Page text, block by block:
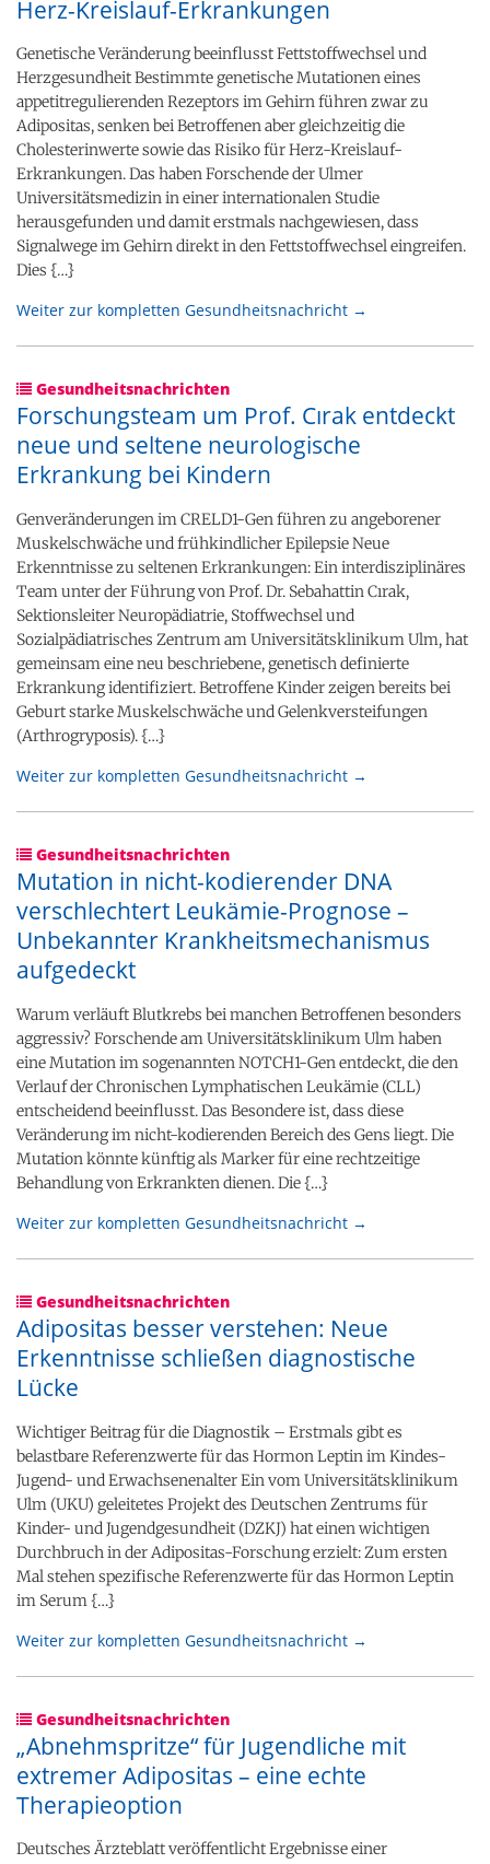
Herz-​Kreislauf-Erkrankungen
Genetische Veränderung beeinflusst Fettstoffwechsel und
Herzgesundheit Bestimmte genetische Mutationen eines
appetitregulierenden Rezeptors im Gehirn führen zwar zu
Adipositas, senken bei Betroffenen aber gleichzeitig die
Cholesterinwerte sowie das Risiko für Herz-​Kreislauf-
Erkrankungen. Das haben Forschende der Ulmer
Universitätsmedizin in einer internationalen Studie
herausgefunden und damit erstmals nachgewiesen, dass
Signalwege im Gehirn direkt in den Fettstoffwechsel eingreifen.
Dies {…}
Weiter zur kompletten Gesundheitsnachricht →
Gesundheitsnachrichten
Forschungsteam um Prof. Cırak entdeckt
neue und seltene neu​rologische
Erkrankung bei Kindern
Genveränderungen im CRELD1-Gen führen zu angeborener
Muskelschwäche und frühkindlicher Epilepsie Neue
Erkenntnisse zu seltenen Erkrankungen: Ein interdisziplinäres
Team unter der Führung von Prof. Dr. Sebahattin Cırak,
Sektionsleiter Neuropädiatrie, Stoffwechsel und
Sozialpädiatrisches Zentrum am Universitätsklinikum Ulm, hat
gemeinsam eine neu beschriebene, genetisch definierte
Erkrankung identifiziert. Betroffene Kinder zeigen bereits bei
Geburt starke Muskelschwäche und Gelenkversteifungen
(Arthrogryposis). {…}
Weiter zur kompletten Gesundheitsnachricht →
Gesundheitsnachrichten
Mutation in nicht-kodierender DNA
verschlechtert Leukämie-Prognose –
Unbekannter Krankheitsmechanismus
aufgedeckt
Warum verläuft Blutkrebs bei manchen Betroffenen besonders
aggressiv? Forschende am Universitätsklinikum Ulm haben
eine Mutation im sogenannten NOTCH1-Gen entdeckt, die den
Verlauf der Chronischen Lymphatischen Leukämie (CLL)
entscheidend beeinflusst. Das Besondere ist, dass diese
Veränderung im nicht-kodierenden Bereich des Gens liegt. Die
Mutation könnte künftig als Marker für eine rechtzeitige
Behandlung von Erkrankten dienen. Die {…}
Weiter zur kompletten Gesundheitsnachricht →
Gesundheitsnachrichten
Adipositas besser verstehen: Neue
Erkenntnisse schließen diagnostische
Lücke
Wichtiger Beitrag für die Diagnostik – Erstmals gibt es
belastbare Referenzwerte für das Hormon Leptin im Kindes-​
Jugend-​ und Erwachsenenalter Ein vom Universitätsklinikum
Ulm (UKU) geleitetes Projekt des Deutschen Zentrums für
Kinder-​ und Jugendgesundheit (DZKJ) hat einen wichtigen
Durchbruch in der Adipositas-​Forschung erzielt: Zum ersten
Mal stehen spezifische Referenzwerte für das Hormon Leptin
im Serum {…}
Weiter zur kompletten Gesundheitsnachricht →
Gesundheitsnachrichten
„Abnehmspritze“ für Jugendliche mit
extremer Adipositas – eine echte
Therapieoption
Deutsches Ärzteblatt veröffentlicht Ergebnisse einer